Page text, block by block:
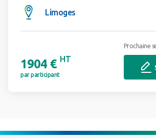
Limoges
1904 € HT
par participant
Prochaine